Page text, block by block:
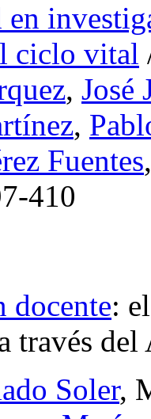
ciclo vital
, José
,
Fuentes
410
docente:
través
Soler,